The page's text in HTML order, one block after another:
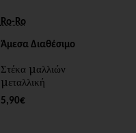
Ro-Ro
Άμεσα Διαθέσιμο
Στέκα μαλλιών
μεταλλική
5,90€